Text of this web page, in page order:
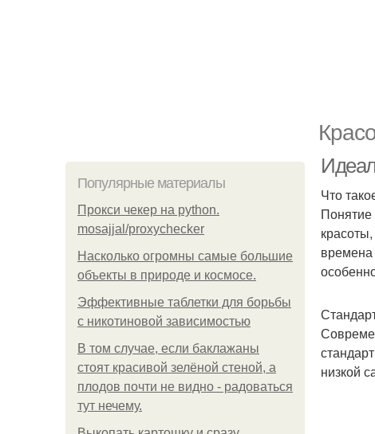
Популярные материалы
Прокси чекер на python.
mosajjal/proxychecker
Насколько огромны самые большие
объекты в природе и космосе.
Эффективные таблетки для борьбы
с никотиновой зависимостью
В том случае, если баклажаны
стоят красивой зелёной стеной, а
плодов почти не видно - радоваться
тут нечему.
Что
времена
низкой